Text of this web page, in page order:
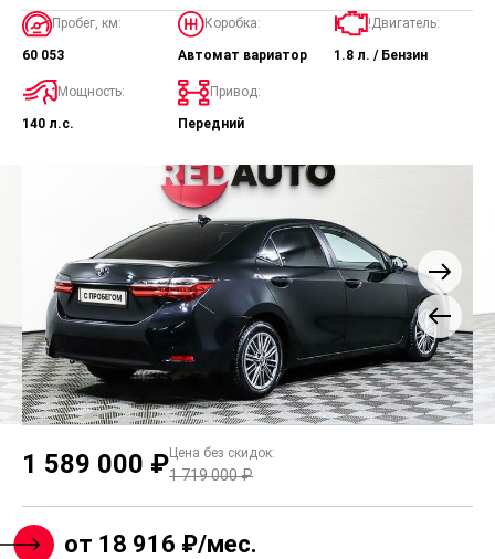
Пробег, км:
60 053
Коробка:
Автомат вариатор
!Двигатель:
1.8 л. / Бензин
Мощность:
140 л.с.
Привод:
Передний
1 589 000 ₽Цена без скидок:
1 719 000 ₽
от 18 916 ₽/мес.